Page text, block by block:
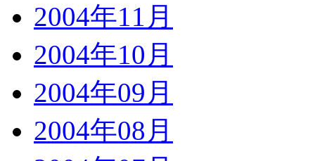
2004年11月
2004年10月
2004年09月
2004年08月